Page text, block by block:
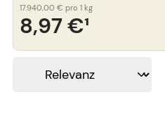
8,97 €¹
17.940,00 € pro 1 kg